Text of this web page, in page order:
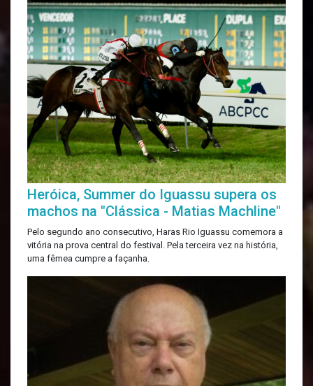
Heróica, Summer do Iguassu supera os
machos na "Clássica - Matias Machline"
Pelo segundo ano consecutivo, Haras Rio Iguassu comemora a
vitória na prova central do festival. Pela terceira vez na história,
uma fêmea cumpre a façanha.